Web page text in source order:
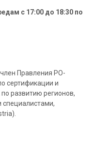
с 17:00 до 18:30 по
Правления РО-
сертификации и
развитию регионов,
специалистами,